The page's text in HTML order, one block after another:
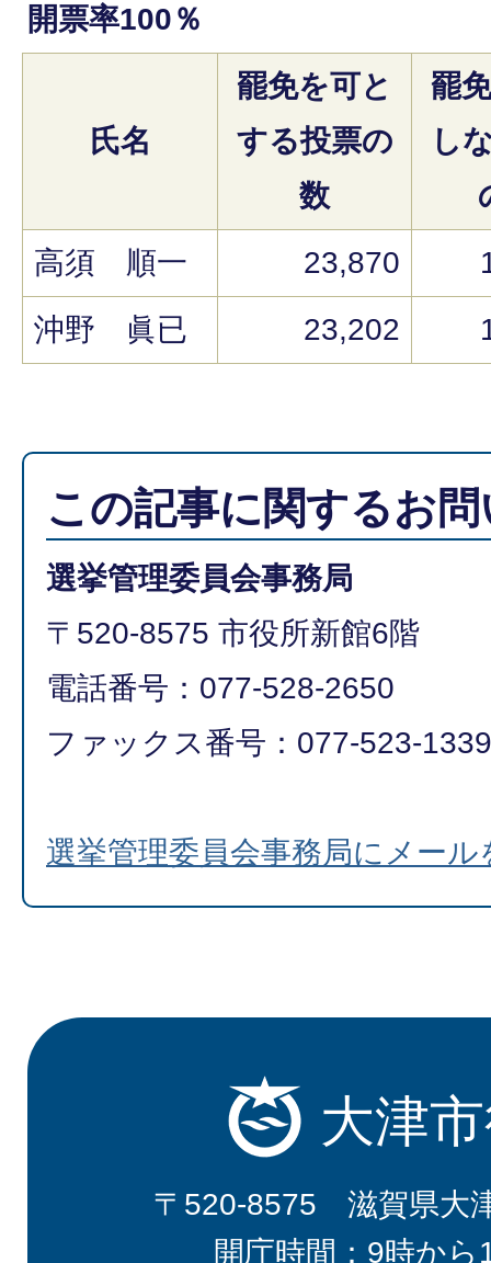
開票率100％
氏名
罷免を可と
する投票の
数
罷
し
高須 順一
23,870
沖野 眞已
23,202
この記事に関するお
選挙管理委員会事務局
〒520-8575 市役所新館6階
電話番号：077-528-2650
ファックス番号：077-523-1339
選挙管理委員会事務局にメール
大津
〒520-8575 滋賀県大
開庁時間：9時から